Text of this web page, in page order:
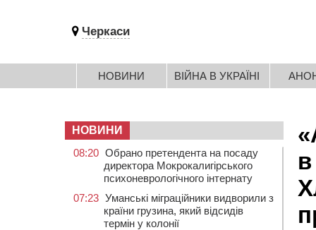
Черкаси
НОВИНИ ВІЙНА В УКРАЇНІ
НОВИНИ
08:20 Обрано претендента на посаду
директора Мокрокалигірського
психоневрологічного інтернату
07:23 Уманські міграційники видворили з
країни грузина, який відсидів
термін у колонії